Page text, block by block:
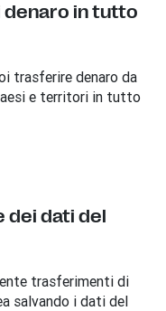
in tutto
trasferire denaro da
e territori in tutto
dei dati del
trasferimenti di
salvando i dati del